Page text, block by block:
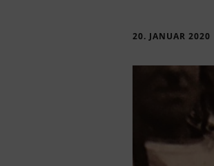
20. JANUAR 2020